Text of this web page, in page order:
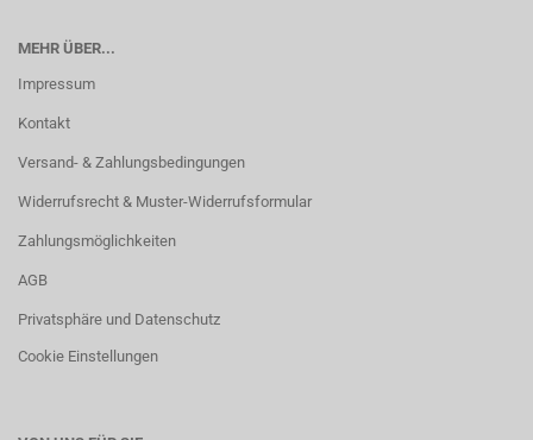
MEHR ÜBER...
Impressum
Kontakt
Versand- & Zahlungsbedingungen
Widerrufsrecht & Muster-Widerrufsformular
Zahlungsmöglichkeiten
AGB
Privatsphäre und Datenschutz
Cookie Einstellungen